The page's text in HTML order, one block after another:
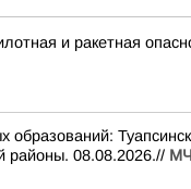
и ракетная
районы. 08.08.2026.//